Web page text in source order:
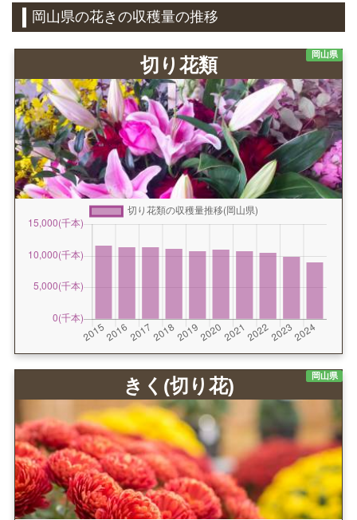
岡山県の花きの収穫量の推移
岡山県
切り花類
岡山県
きく(切り花)